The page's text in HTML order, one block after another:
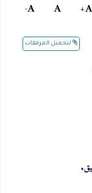
+
-
لتحميل المرفقات